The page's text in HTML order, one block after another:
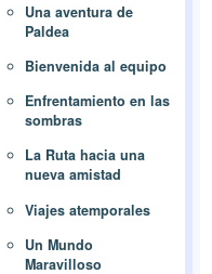
Una aventura de
Paldea
Bienvenida al equipo
Enfrentamiento en las
sombras
La Ruta hacia una
nueva amistad
Viajes atemporales
Un Mundo
Maravilloso